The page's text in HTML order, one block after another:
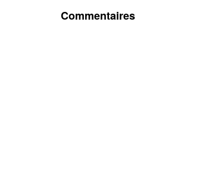
Commentaires